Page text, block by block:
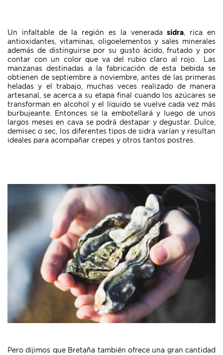
Un infaltable de la región es la veneradasidra, rica en
antioxidantes, vitaminas, oligoelementos y sales minerales
además de distinguirse por su gusto ácido, frutado y por
contar con un color que va del rubio claro al rojo. Las
manzanas destinadas a la fabricación de esta bebida se
obtienen de septiembre a noviembre, antes de las primeras
heladas y el trabajo, muchas veces realizado de manera
artesanal, se acerca a su etapa final cuando los azúcares se
transforman en alcohol y el líquido se vuelve cada vez más
burbujeante. Entonces se la embotellará y luego de unos
largos meses en cava se podrá destapar y degustar. Dulce,
demisec o sec, los diferentes tipos de sidra varían y resultan
ideales para acompañar crepes y otros tantos postres.
Pero dijimos que Bretaña también ofrece una gran cantidad